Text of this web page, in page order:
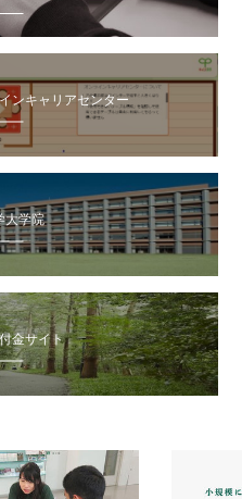
ンキャリアセンター
大学院
金サイト